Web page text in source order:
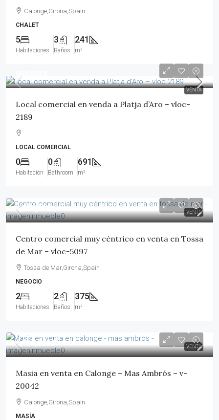
Calonge,Girona,Spain
CHALET
5
Habitaciones
3
Baños
241
m²
VENTA
Local comercial en venda a Platja d’Aro – vloc-
2189
LOCAL COMERCIAL
0
Habitación
0
Bathroom
691
m²
VENTA
1,300,000€
Centro comercial muy céntrico en venta en Tossa
de Mar – vloc-5097
Tossa de Mar,Girona,Spain
NEGOCIO
2
Habitaciones
2
Baños
375
m²
VENTA
1,700,000€
Masia en venta en Calonge – Mas Ambrós – v-
20042
Calonge,Girona,Spain
MASÍA